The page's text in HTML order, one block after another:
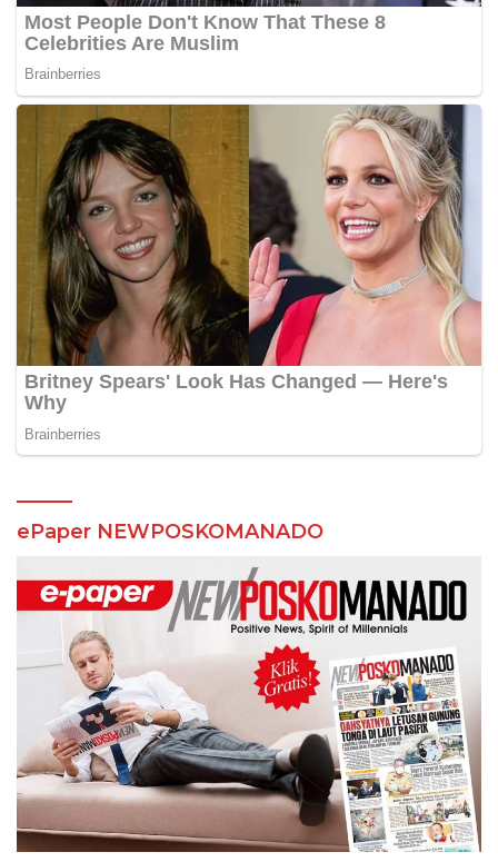
ePaper NEWPOSKOMANADO